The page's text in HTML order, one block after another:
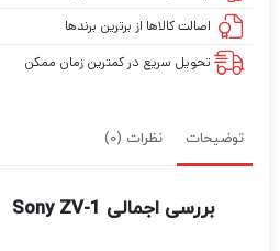
اصالت کالاها از برترین برندها
تحویل سریع در کمترین زمان ممکن
توضیحات نظرات (0)
بررسی اجمالی Sony ZV-1